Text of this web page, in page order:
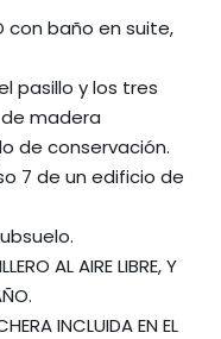
con baño en suite,
pasillo y los tres
madera
de conservación.
7 de un edificio de
AL AIRE LIBRE, Y
INCLUIDA EN EL